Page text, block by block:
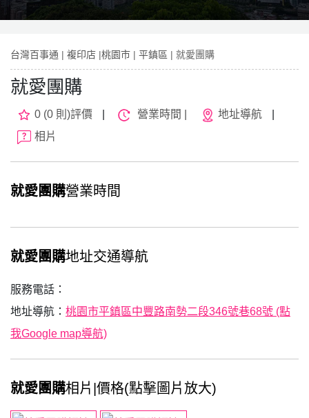
台灣百事通 | 複印店 |桃園市 | 平鎮區 | 就愛團購
就愛團購
0 (0 則)評價 營業時間 | 地址導航
相片
就愛團購營業時間
就愛團購地址交通導航
服務電話：
地址導航： 桃園市平鎮區中豐路南勢二段346號巷68號 (點
我Google map導航)
就愛團購相片|價格(點擊圖片放大)